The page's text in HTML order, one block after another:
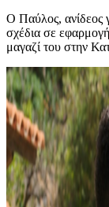
Ο Παύλος, ανίδεος
σχέδια σε
μαγαζί του στην